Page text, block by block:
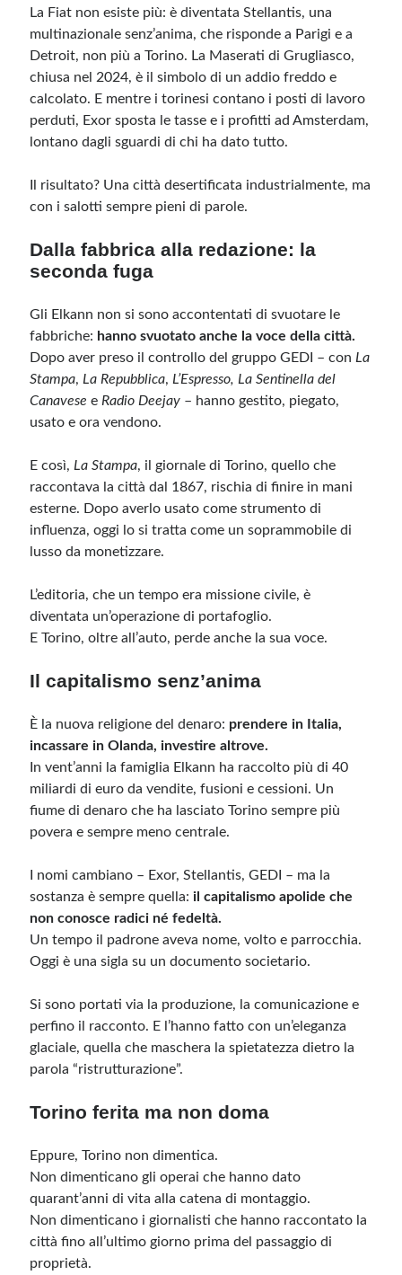
La Fiat non esiste più: è diventata Stellantis, una
multinazionale senz’anima, che risponde a Parigi e a
Detroit, non più a Torino. La Maserati di Grugliasco,
chiusa nel 2024, è il simbolo di un addio freddo e
calcolato. E mentre i torinesi contano i posti di lavoro
perduti, Exor sposta le tasse e i profitti ad Amsterdam,
lontano dagli sguardi di chi ha dato tutto.
Il risultato? Una città desertificata industrialmente, ma
con i salotti sempre pieni di parole.
Dalla fabbrica alla redazione: la
seconda fuga
Gli Elkann non si sono accontentati di svuotare le
fabbriche: hanno svuotato anche la voce della città.
Dopo aver preso il controllo del gruppo GEDI – con La
Stampa, La Repubblica, L’Espresso, La Sentinella del
Canavese e Radio Deejay – hanno gestito, piegato,
usato e ora vendono.
E così, La Stampa, il giornale di Torino, quello che
raccontava la città dal 1867, rischia di finire in mani
esterne. Dopo averlo usato come strumento di
influenza, oggi lo si tratta come un soprammobile di
lusso da monetizzare.
L’editoria, che un tempo era missione civile, è
diventata un’operazione di portafoglio.
E Torino, oltre all’auto, perde anche la sua voce.
Il capitalismo senz’anima
È la nuova religione del denaro: prendere in Italia,
incassare in Olanda, investire altrove.
In vent’anni la famiglia Elkann ha raccolto più di 40
miliardi di euro da vendite, fusioni e cessioni. Un
fiume di denaro che ha lasciato Torino sempre più
povera e sempre meno centrale.
I nomi cambiano – Exor, Stellantis, GEDI – ma la
sostanza è sempre quella:il capitalismo apolide che
non conosce radici né fedeltà.
Un tempo il padrone aveva nome, volto e parrocchia.
Oggi è una sigla su un documento societario.
Si sono portati via la produzione, la comunicazione e
perfino il racconto. E l’hanno fatto con un’eleganza
glaciale, quella che maschera la spietatezza dietro la
parola “ristrutturazione”.
Torino ferita ma non doma
Eppure, Torino non dimentica.
Non dimenticano gli operai che hanno dato
quarant’anni di vita alla catena di montaggio.
Non dimenticano i giornalisti che hanno raccontato la
città fino all’ultimo giorno prima del passaggio di
proprietà.